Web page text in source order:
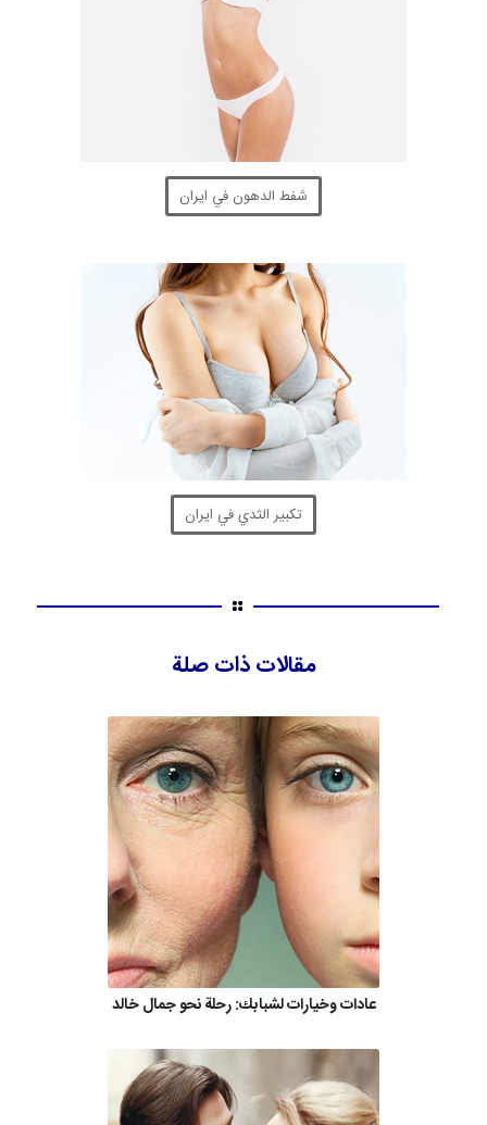
شفط الدهون في ايران
تكبير الثدي في ايران
مقالات ذات صلة
عادات وخيارات لشبابك: رحلة نحو جمال خالد